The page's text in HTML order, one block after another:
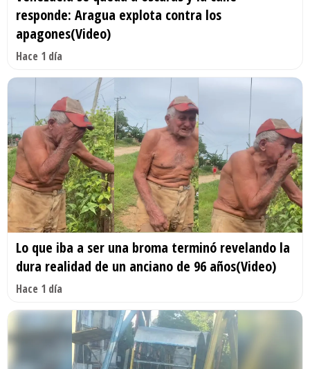
responde: Aragua explota contra los
apagones(Video)
Hace 1 día
Lo que iba a ser una broma terminó revelando la
dura realidad de un anciano de 96 años(Video)
Hace 1 día